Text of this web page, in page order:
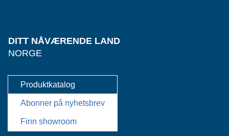
DITT NÅVÆRENDE LAND
NORGE
Produktkatalog
Abonner på nyhetsbrev
Finn showroom